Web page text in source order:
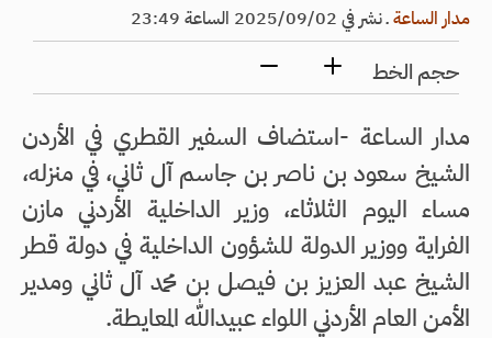
مدار الساعةـنشر في 2025/09/02 الساعة 23:49
حجم الخط
مدار الساعة -استضاف السفير القطري في الأردن
الشيخ سعود بن ناصر بن جاسم آل ثاني، في منزله،
مساء اليوم الثلاثاء، وزير الداخلية الأردني مازن
الفراية ووزير الدولة للشؤون الداخلية في دولة قطر
الشيخ عبد العزيز بن فيصل بن محمد آل ثاني ومدير
الأمن العام الأردني اللواء عبيدالله المعايطة.